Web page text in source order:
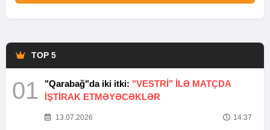
TOP 5
01 "Qarabağ"da iki itki: "VESTRİ" İLƏ MATÇDA
İŞTİRAK ETMƏYƏCƏKLƏR
13.07.2026 14:37